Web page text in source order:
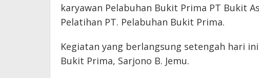
karyawan Pelabuhan Bukit Prima PT Bukit
Pelatihan PT. Pelabuhan Bukit Prima.
Kegiatan yang berlangsung setengah hari
Bukit Prima, Sarjono B. Jemu.